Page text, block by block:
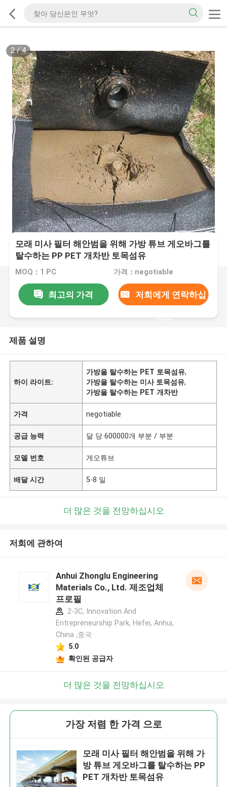
2/4
모래 미사 필터 해안범을 위해 가방 튜브 게오바그를
탈수하는 PP PET 개차반 토목섬유
MOQ：1 PC 가격：negotiable
최고의 가격 저희에게 연락하십
시오
제품 설명
하이 라이트:
가방을 탈수하는 PET 토목섬유,
가방을 탈수하는 미사 토목섬유,
가방을 탈수하는 PET 개차반
가격 negotiable
공급 능력 달 당 600000개 부분 / 부분
모델 번호 게오튜브
배달 시간 5-8 일
더 많은 것을 전망하십시오
저희에 관하여
Anhui Zhonglu Engineering
Materials Co., Ltd. 제조업체
프로필
2-3C, Innovation And
Entrepreneurship Park, Hefei, Anhui,
China ,중국
5.0
확인된 공급자
더 많은 것을 전망하십시오
가장 저렴 한 가격 으로
모래 미사 필터 해안범을 위해 가
방 튜브 게오바그를 탈수하는 PP
PET 개차반 토목섬유